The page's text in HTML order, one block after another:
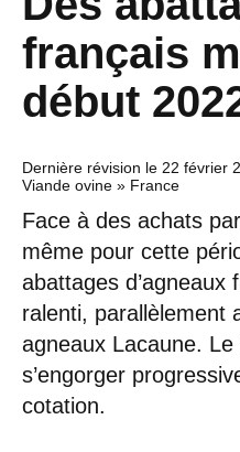
français
début
Dernière révision le 22 février
Viande ovine » France
Face à des achats
même pour cette
abattages
ralenti, parallèlement
agneaux Lacaune.
s’engorger
cotation.